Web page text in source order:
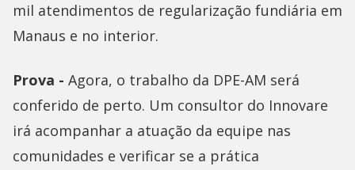
mil atendimentos de regularização fundiária em
Manaus e no interior.
Prova - Agora, o trabalho da DPE-AM será
conferido de perto. Um consultor do Innovare
irá acompanhar a atuação da equipe nas
comunidades e verificar se a prática